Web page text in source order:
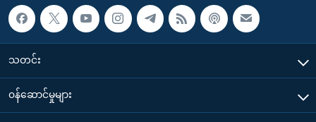
သတင်း
၀န်ဆောင်မှုများ